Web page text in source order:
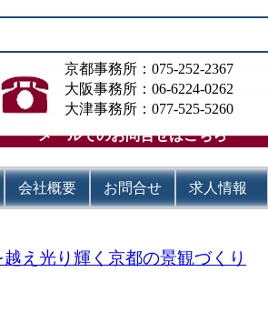
京都事務所：075-252-2367
大阪事務所：06-6224-0262
大津事務所：077-525-5260
メールでのお問合せはこちら
会社概要 お問合せ
求人情報
え光り輝く京都の景観づくり